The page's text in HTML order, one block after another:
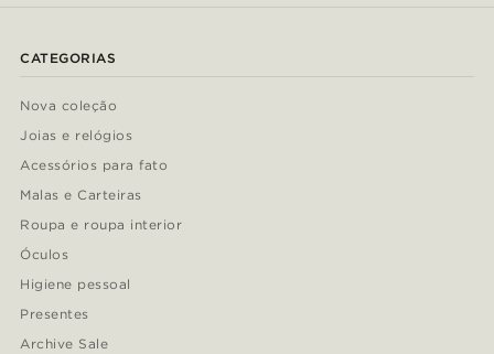
CATEGORIAS
Nova coleção
Joias e relógios
Acessórios para fato
Malas e Carteiras
Roupa e roupa interior
Óculos
Higiene pessoal
Presentes
Archive Sale